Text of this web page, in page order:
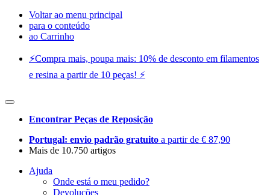
Voltar ao menu principal
para o conteúdo
ao Carrinho
⚡️Compra mais, poupa mais: 10% de desconto em filamentos
e resina a partir de 10 peças! ⚡️
Encontrar Peças de Reposição
Portugal: envio padrão gratuito a partir de € 87,90
Mais de 10.750 artigos
Ajuda
Onde está o meu pedido?
Devoluções